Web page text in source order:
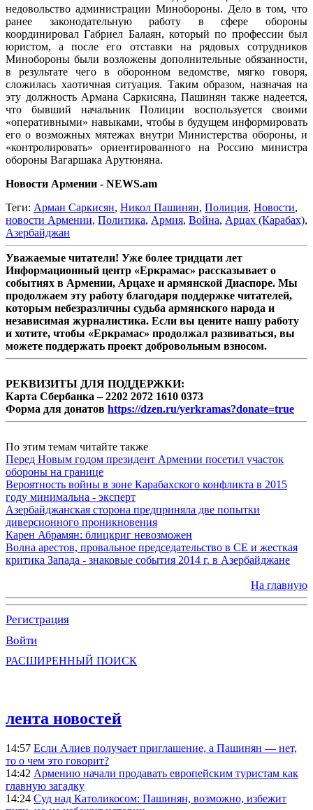
недовольство администрации Минобороны. Дело в том, что
ранее законодательную работу в сфере обороны
координировал Габриел Балаян, который по профессии был
юристом, а после его отставки на рядовых сотрудников
Минобороны были возложены дополнительные обязанности,
в результате чего в оборонном ведомстве, мягко говоря,
сложилась хаотичная ситуация. Таким образом, назначая на
эту должность Армана Саркисяна, Пашинян также надеется,
что бывший начальник Полиции воспользуется своими
«оперативными» навыками, чтобы в будущем информировать
его о возможных мятежах внутри Министерства обороны, и
«контролировать» ориентированного на Россию министра
обороны Вагаршака Арутюняна.
Новости Армении - NEWS.am
Теги: Арман Саркисян, Никол Пашинян, Полиция, Новости,
новости Армении, Политика, Армия, Война, Арцах (Карабах),
Азербайджан
Уважаемые читатели! Уже более тридцати лет
Информационный центр «Еркрамас» рассказывает о
событиях в Армении, Арцахе и армянской Диаспоре. Мы
продолжаем эту работу благодаря поддержке читателей,
которым небезразличны судьба армянского народа и
независимая журналистика. Если вы цените нашу работу
и хотите, чтобы «Еркрамас» продолжал развиваться, вы
можете поддержать проект добровольным взносом.
РЕКВИЗИТЫ ДЛЯ ПОДДЕРЖКИ:
Карта Сбербанка – 2202 2072 1610 0373
Форма для донатов https://dzen.ru/yerkramas?donate=true
По этим темам читайте также
Перед Новым годом президент Армении посетил участок
обороны на границе
Вероятность войны в зоне Карабахского конфликта в 2015
году минимальна - эксперт
Азербайджанская сторона предприняла две попытки
диверсионного проникновения
Карен Абрамян: блицкриг невозможен
Волна арестов, провальное председательство в СЕ и жесткая
критика Запада - знаковые события 2014 г. в Азербайджане
На главную
Регистрация
Войти
РАСШИРЕННЫЙ ПОИСК
лента новостей
14:57 Если Алиев получает приглашение, а Пашинян — нет,
то о чем это говорит?
14:42 Армению начали продавать европейским туристам как
главную загадку
14:24 Суд над Католикосом: Пашинян, возможно, избежит